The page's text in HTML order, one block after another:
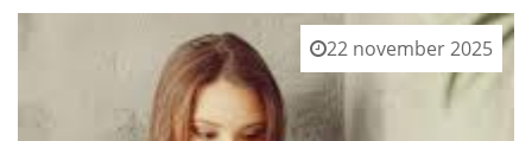
22 november 2025